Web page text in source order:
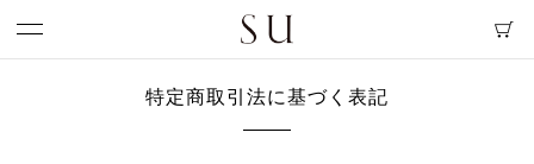
特定商取引法に基づく表記